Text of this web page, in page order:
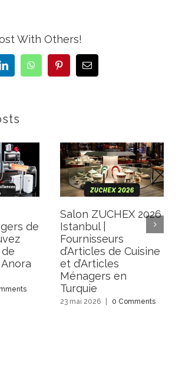
With Others!
LinkedIn WhatsAppPinterestEmail
de
Salon ZUCHEX 2026
Istanbul |
Fournisseurs
d’Articles de Cuisine
et d’Articles
Ménagers en
Turquie
23 mai 2026 0 Comments